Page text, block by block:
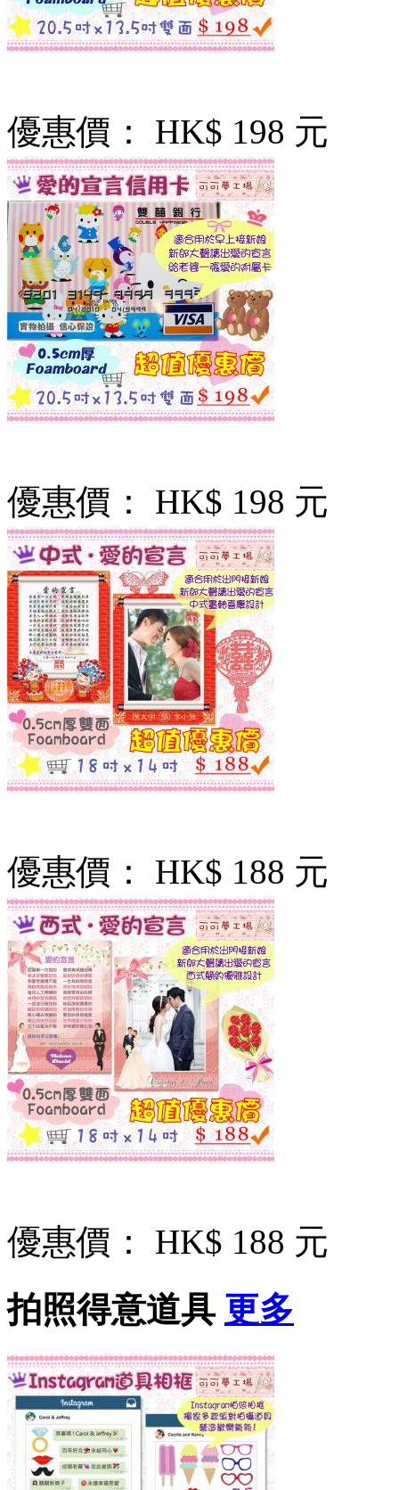
優惠價： HK$ 198 元
優惠價： HK$ 198 元
優惠價： HK$ 188 元
優惠價：
HK$ 188 元
拍照得意道具 更多